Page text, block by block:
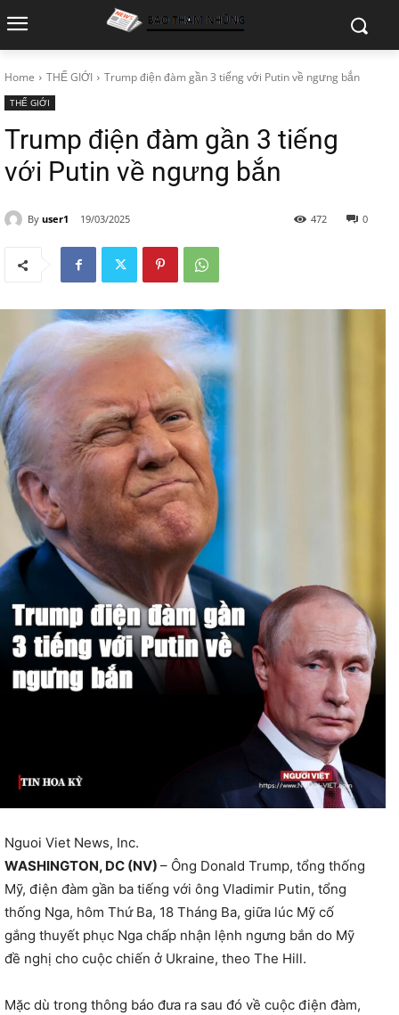
Home THẾ GIỚI Trump điện đàm gần 3 tiếng với Putin về ngưng bắn
THẾ GIỚI
Trump điện đàm gần 3 tiếng
với Putin về ngưng bắn
By user1 19/03/2025 0
472
Nguoi Viet News, Inc.
WASHINGTON, DC (NV) – Ông Donald Trump, tổng thống
Mỹ, điện đàm gần ba tiếng với ông Vladimir Putin, tổng
thống Nga, hôm Thứ Ba, 18 Tháng Ba, giữa lúc Mỹ cố
gắng thuyết phục Nga chấp nhận lệnh ngưng bắn do Mỹ
đề nghị cho cuộc chiến ở Ukraine, theo The Hill.
Mặc dù trong thông báo đưa ra sau đó về cuộc điện đàm,